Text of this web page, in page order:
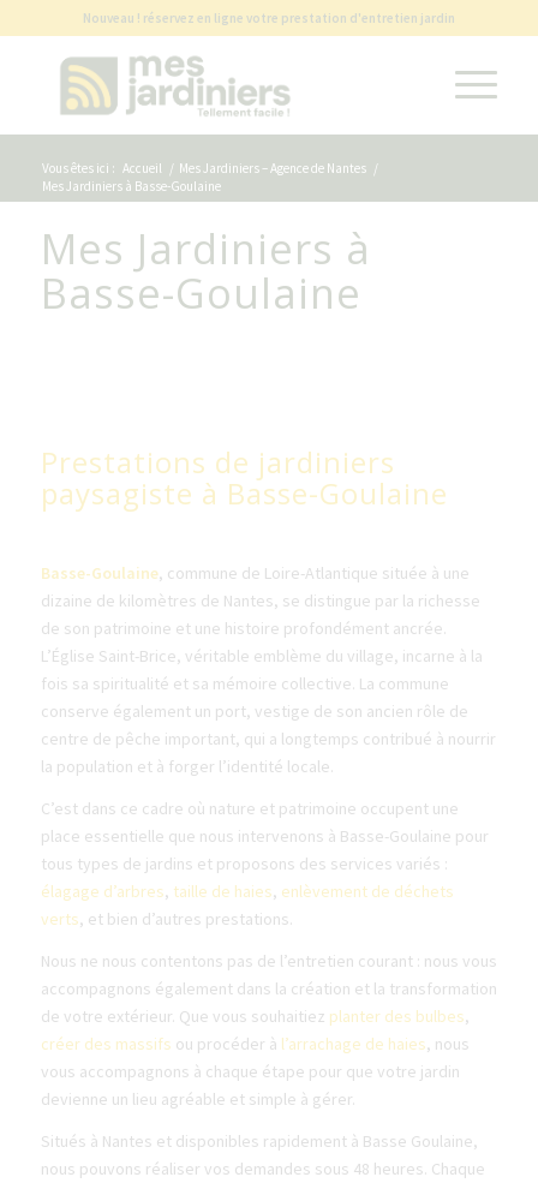
Nouveau ! réservez en ligne votre prestation d'entretien jardin
Vous êtes ici : Accueil / Mes Jardiniers – Agence de Nantes /
Mes Jardiniers à Basse-Goulaine
Mes Jardiniers à
Basse-Goulaine
Prestations de jardiniers
paysagiste à Basse-Goulaine
Basse-Goulaine, commune de Loire-Atlantique située à une
dizaine de kilomètres de Nantes, se distingue par la richesse
de son patrimoine et une histoire profondément ancrée.
L’Église Saint-Brice, véritable emblème du village, incarne à la
fois sa spiritualité et sa mémoire collective. La commune
conserve également un port, vestige de son ancien rôle de
centre de pêche important, qui a longtemps contribué à nourrir
la population et à forger l’identité locale.
C’est dans ce cadre où nature et patrimoine occupent une
place essentielle que nous intervenons à Basse-Goulaine pour
tous types de jardins et proposons des services variés :
élagage d’arbres, taille de haies, enlèvement de déchets
verts, et bien d’autres prestations.
Nous ne nous contentons pas de l’entretien courant : nous vous
accompagnons également dans la création et la transformation
de votre extérieur. Que vous souhaitiez planter des bulbes,
créer des massifs ou procéder à l’arrachage de haies, nous
vous accompagnons à chaque étape pour que votre jardin
devienne un lieu agréable et simple à gérer.
Situés à Nantes et disponibles rapidement à Basse Goulaine,
nous pouvons réaliser vos demandes sous 48 heures. Chaque